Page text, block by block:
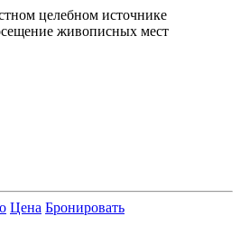
целебном источнике
живописных мест
Цена Бронировать